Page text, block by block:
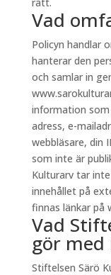
Vad
Policyn handlar
hanterar den
och samlar in
information
adress, e-
webbläsare, din
som inte är
Kulturarv tar
innehållet på
finnas länkar på
Vad
gör
Stiftelsen Särö